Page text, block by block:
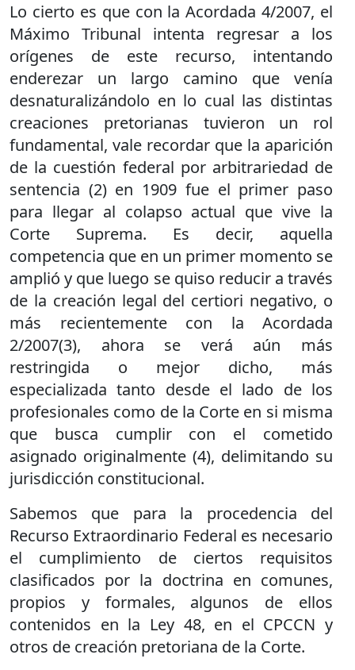
Lo cierto es que con la Acordada 4/2007, el
Máximo Tribunal intenta regresar a los
orígenes de este recurso, intentando
enderezar un largo camino que venía
desnaturalizándolo en lo cual las distintas
creaciones pretorianas tuvieron un rol
fundamental, vale recordar que la aparición
de la cuestión federal por arbitrariedad de
sentencia (2) en 1909 fue el primer paso
para llegar al colapso actual que vive la
Corte Suprema. Es decir, aquella
competencia que en un primer momento se
amplió y que luego se quiso reducir a través
de la creación legal del certiori negativo, o
más recientemente con la Acordada
2/2007(3), ahora se verá aún más
restringida o mejor dicho, más
especializada tanto desde el lado de los
profesionales como de la Corte en si misma
que busca cumplir con el cometido
asignado originalmente (4), delimitando su
jurisdicción constitucional.
Sabemos que para la procedencia del
Recurso Extraordinario Federal es necesario
el cumplimiento de ciertos requisitos
clasificados por la doctrina en comunes,
propios y formales, algunos de ellos
contenidos en la Ley 48, en el CPCCN y
otros de creación pretoriana de la Corte.